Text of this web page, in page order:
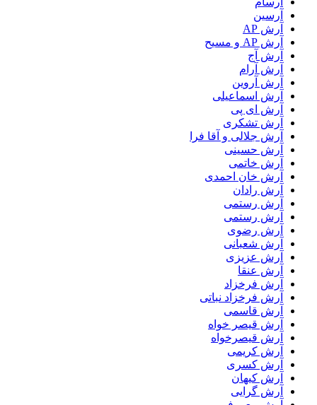
آرسین
آرش AP
آرش AP و مسیح
آرش آج
آرش آرام
آرش آروین
آرش اسماعیلی
آرش ای پی
آرش تشکری
آرش جلالی و آقا فرا
آرش حسینی
آرش خاتمی
آرش خان احمدی
آرش رادان
آرش رستمى
آرش رستمی
آرش رضوی
آرش شعبانی
آرش عزیزی
آرش عنقا
آرش فرخزاد
آرش فرخزاد نباتی
آرش قاسمی
آرش قیصر خواه
آرش قیصرخواه
آرش کریمی
آرش کسری
آرش کیهان
آرش گرایی